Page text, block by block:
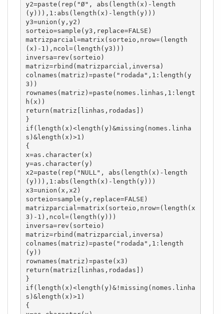
y2=paste(rep("Ø", abs(length(x)-length
(y))),1:abs(length(x)-length(y)))
y3=union(y,y2)
sorteio=sample(y3,replace=FALSE)
matrizparcial=matrix(sorteio,nrow=(length
(x)-1),ncol=(length(y3)))
inversa=rev(sorteio)
matriz=rbind(matrizparcial,inversa)
colnames(matriz)=paste("rodada",1:length(y
3))
rownames(matriz)=paste(nomes.linhas,1:lengt
h(x))
return(matriz[linhas,rodadas])
}
if(length(x)<length(y)&missing(nomes.linha
s)&length(x)>1)
{
x=as.character(x)
y=as.character(y)
x2=paste(rep("NULL", abs(length(x)-length
(y))),1:abs(length(x)-length(y)))
x3=union(x,x2)
sorteio=sample(y,replace=FALSE)
matrizparcial=matrix(sorteio,nrow=(length(x
3)-1),ncol=(length(y)))
inversa=rev(sorteio)
matriz=rbind(matrizparcial,inversa)
colnames(matriz)=paste("rodada",1:length
(y))
rownames(matriz)=paste(x3)
return(matriz[linhas,rodadas])
}
if(length(x)<length(y)&!missing(nomes.linha
s)&length(x)>1)
{